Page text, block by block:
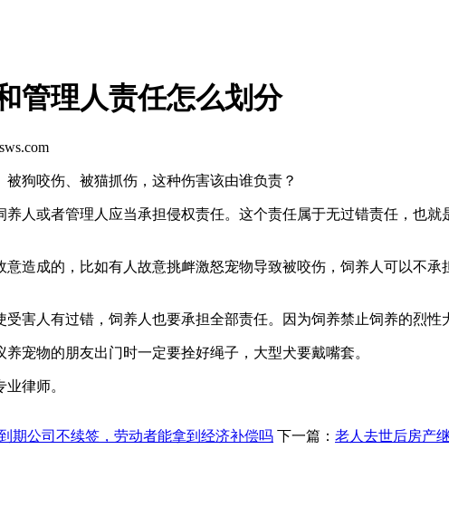
管理人责任怎么划分
狗咬伤、被猫抓伤，这种伤害该由谁负责？
人或者管理人应当承担侵权责任。这个责任属于无过错责任，也
造成的，比如有人故意挑衅激怒宠物导致被咬伤，饲养人可以不
害人有过错，饲养人也要承担全部责任。因为饲养禁止饲养的烈性
宠物的朋友出门时一定要拴好绳子，大型犬要戴嘴套。
律师。
期公司不续签，劳动者能拿到经济补偿吗 下一篇： 老人去世后房产